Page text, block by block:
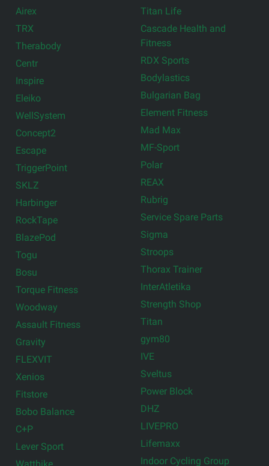
Airex
TRX
Therabody
Centr
Inspire
Eleiko
WellSystem
Concept2
Escape
TriggerPoint
SKLZ
Harbinger
RockTape
BlazePod
Togu
Bosu
Torque Fitness
Woodway
Assault Fitness
Gravity
FLEXVIT
Xenios
Fitstore
Bobo Balance
C+P
Lever Sport
Titan Life
Cascade Health and
Fitness
RDX Sports
Bodylastics
Bulgarian Bag
Element Fitness
Mad Max
MF-Sport
Polar
REAX
Rubrig
Service Spare Parts
Sigma
Stroops
Thorax Trainer
InterAtletika
Strength Shop
Titan
gym80
IVE
Sveltus
Power Block
DHZ
LIVEPRO
Lifemaxx
Indoor Cycling Group